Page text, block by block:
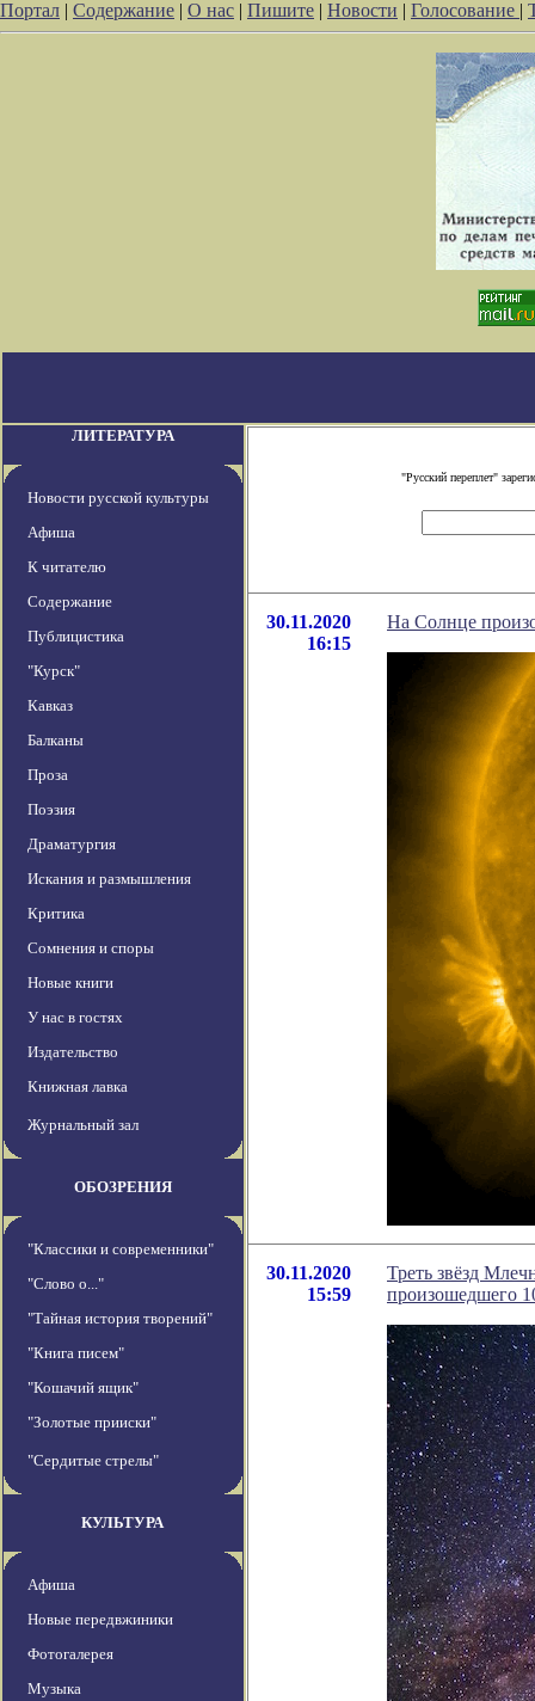
Портал | Содержание | О нас | Пишите | Новости | Голосование |
ЛИТЕРАТУРА
Новости русской культуры
Афиша
К читателю
Содержание
Публицистика
"Курск"
Кавказ
Балканы
Проза
Поэзия
Драматургия
Искания и размышления
Критика
Сомнения и споры
Новые книги
У нас в гостях
Издательство
Книжная лавка
Журнальный зал
ОБОЗРЕНИЯ
"Классики и современники"
"Слово о..."
"Тайная история творений"
"Книга писем"
"Кошачий ящик"
"Золотые прииски"
"Сердитые стрелы"
КУЛЬТУРА
Афиша
Новые передвжиники
Фотогалерея
Музыка
"Русский переплет"
30.11.2020
16:15
На Солнце
30.11.2020
15:59
Треть звёзд
произошедшего